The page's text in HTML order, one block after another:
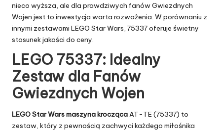
nieco wyższa, ale dla prawdziwych fanów Gwiezdnych
Wojen jest to inwestycja warta rozważenia. W porównaniu z
innymi zestawami LEGO Star Wars, 75337 oferuje świetny
stosunek jakości do ceny.
LEGO 75337: Idealny
Zestaw dla Fanów
Gwiezdnych Wojen
LEGO Star Wars maszyna kroczącaAT-TE (75337) to
zestaw, który z pewnością zachwyci każdego miłośnika